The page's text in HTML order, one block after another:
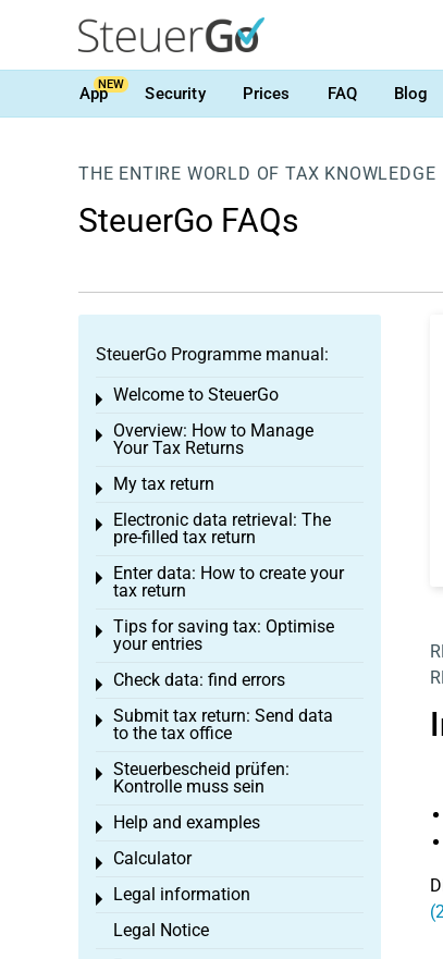
AppNEW Security Prices FAQ Blog
THE ENTIRE WORLD OF TAX KNOWLEDGE
SteuerGo FAQs
SteuerGo Programme manual:
Welcome to SteuerGo
Toggle menu
Overview: How to Manage
Your Tax Returns
Toggle menu
My tax return
Toggle menu
Electronic data retrieval: The
pre-filled tax return
Toggle menu
Enter data: How to create your
tax return
Toggle menu
Tips for saving tax: Optimise
your entries
Toggle menu
Check data: find errors
Toggle menu
Submit tax return: Send data
to the tax office
Toggle menu
Steuerbescheid prüfen:
Kontrolle muss sein
Toggle menu
Help and examples
Toggle menu
Calculator
Toggle menu
Legal information
Toggle menu
Legal Notice